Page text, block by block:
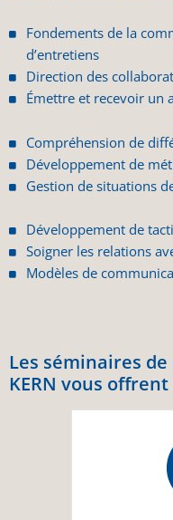
Fondements de la
d’entretiens
Direction des
Émettre et recevoir un
Compréhension de
Développement de
Gestion de situations
Développement de
Soigner les relations
Modèles de
Les séminaires
KERN vous offrent